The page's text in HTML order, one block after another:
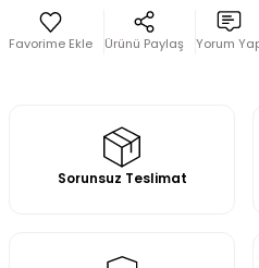
Ürünü Paylaş Yorum
Sorunsuz Teslimat